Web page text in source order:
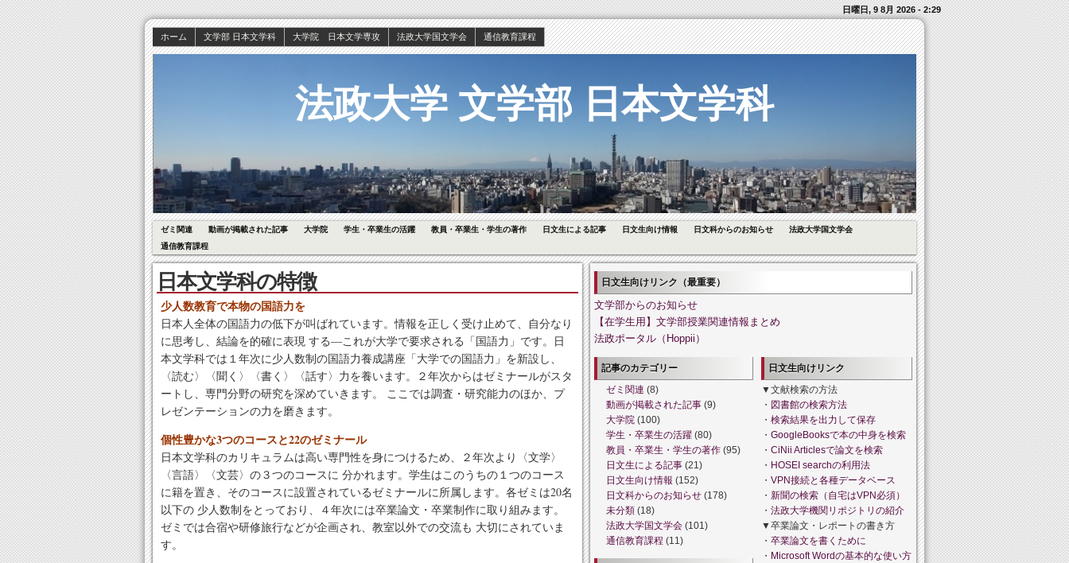
日曜日, 9 8月 2026 - 2:29
ホーム 文学部 日本文学科 大学院 日本文学専攻 法政大学国文学会 通信教育課程
法政大学 文学部 日本文学科
ゼミ関連 動画が掲載された記事 大学院 学生・卒業生の活躍 教員・卒業生・学生の著作 日文生による記事 日文生向け情報 日文科からのお知らせ
法政大学国文学会
通信教育課程
日本文学科の特徴
少人数教育で本物の国語力を
日本人全体の国語力の低下が叫ばれています。情報を正しく受け止めて、自分なり
に思考し、結論を的確に表現 する―これが大学で要求される「国語力」です。日
本文学科では１年次に少人数制の国語力養成講座「大学での国語力」を新設し、
〈読む〉〈聞く〉〈書く〉〈話す〉力を養います。２年次からはゼミナールがスタ
ートし、専門分野の研究を深めていきます。 ここでは調査・研究能力のほか、プ
レゼンテーションの力を磨きます。
個性豊かな3つのコースと22のゼミナール
日本文学科のカリキュラムは高い専門性を身につけるため、２年次より〈文学〉
〈言語〉〈文芸〉の３つのコースに 分かれます。学生はこのうちの１つのコース
に籍を置き、そのコースに設置されているゼミナールに所属します。各ゼミは20名
以下の 少人数制をとっており、４年次には卒業論文・卒業制作に取り組みます。
ゼミでは合宿や研修旅行などが企画され、教室以外での交流も 大切にされていま
す。
日文生向けリンク（最重要）
文学部からのお知らせ
【在学生用】文学部授業関連情報まとめ
法政ポータル（Hoppii）
記事のカテゴリー
ゼミ関連 (8)
動画が掲載された記事 (9)
大学院 (100)
学生・卒業生の活躍 (80)
教員・卒業生・学生の著作 (95)
日文生による記事 (21)
日文生向け情報 (152)
日文科からのお知らせ (178)
未分類 (18)
法政大学国文学会 (101)
通信教育課程 (11)
日文生向けリンク
▼文献検索の方法
・ 図書館の検索方法
・ 検索結果を出力して保存
・ GoogleBooksで本の中身を検索
・ CiNii Articlesで論文を検索
・ HOSEI searchの利用法
・ VPN接続と各種データベース
・ 新聞の検索（自宅はVPN必須）
・ 法政大学機関リポジトリの紹介
▼卒業論文・レポートの書き方
・ 卒業論文を書くために
・ Microsoft Wordの基本的な使い方